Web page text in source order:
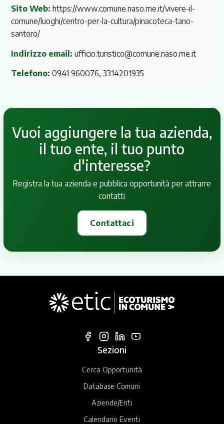
Sito Web: https://www.comune.naso.me.it/vivere-il-
comune/luoghi/centro-per-la-cultura/pinacoteca-tano-
santoro/
Indirizzo email: ufficio.turistico@comune.naso.me.it
Telefono: 0941 960076, 3314201935
Vuoi aggiungere la tua azienda,
il tuo ente, il tuo punto
d'interesse?
Registra la tua azienda e pubblica opportunità per attrarre
contatti
Contattaci
Sezioni
Cerca Opportunità
Database Comuni
Aziende/Enti
Calendario Eventi